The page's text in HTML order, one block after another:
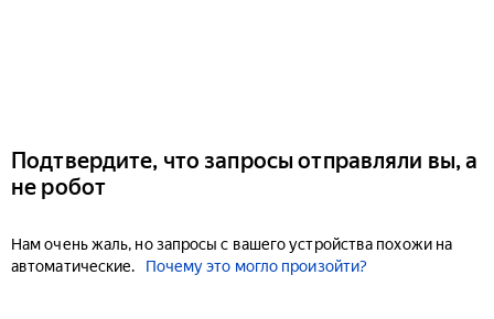
Подтвердите, что запросы отправляли вы, а
не робот
Нам очень жаль, но запросы с вашего устройства похожи на
автоматические.
Почему это могло произойти?